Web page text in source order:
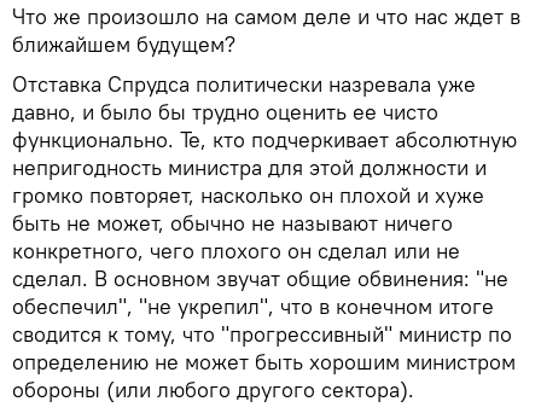
Что же произошло на самом деле и что нас ждет в
ближайшем будущем?
Отставка Спрудса политически назревала уже
давно, и было бы трудно оценить ее чисто
функционально. Те, кто подчеркивает абсолютную
непригодность министра для этой должности и
громко повторяет, насколько он плохой и хуже
быть не может, обычно не называют ничего
конкретного, чего плохого он сделал или не
сделал. В основном звучат общие обвинения: "не
обеспечил", "не укрепил", что в конечном итоге
сводится к тому, что "прогрессивный" министр по
определению не может быть хорошим министром
обороны (или любого другого сектора).